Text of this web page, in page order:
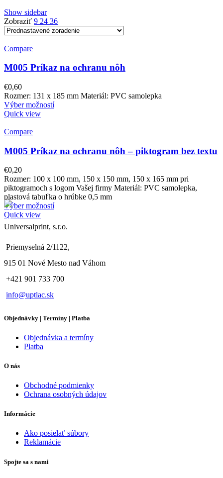
Show sidebar
Zobraziť 9 24 36
Compare
M005 Príkaz na ochranu nôh
€0,60
Rozmer: 131 x 185 mm Materiál: PVC samolepka
Výber možností
Quick view
Compare
M005 Príkaz na ochranu nôh – piktogram bez textu
€0,20
Rozmer: 100 x 100 mm, 150 x 150 mm, 150 x 165 mm pri
piktogramoch s logom Vašej firmy Materiál: PVC samolepka,
plastová tabuľka o hrúbke 0,5 mm
Výber možností
Quick view
Universalprint, s.r.o.
Priemyselná 2/1122,
915 01 Nové Mesto nad Váhom
+421 901 733 700
info@uptlac.sk
Objednávky | Termíny | Platba
Objednávka a termíny
Platba
O nás
Obchodné podmienky
Ochrana osobných údajov
Informácie
Ako posielať súbory
Reklamácie
Spojte sa s nami